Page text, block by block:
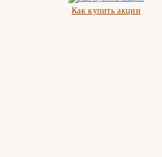
Как купить акции